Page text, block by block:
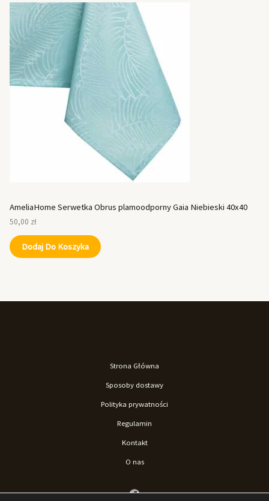
AmeliaHome Serwetka Obrus plamoodporny Gaia Niebieski 40x40
50,00 zł
Dodaj Do Koszyka
Strona Główna
Sposoby dostawy
Polityka prywatności
Regulamin
Kontakt
O nas